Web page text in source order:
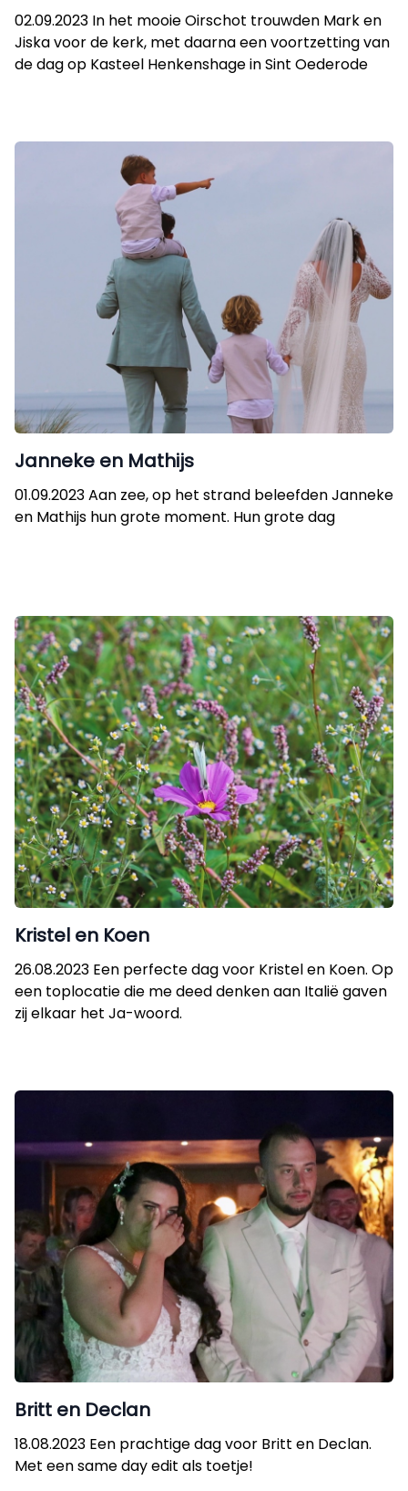
02.09.2023 In het mooie Oirschot trouwden Mark en
Jiska voor de kerk, met daarna een voortzetting van
de dag op Kasteel Henkenshage in Sint Oederode
Janneke en Mathijs
01.09.2023 Aan zee, op het strand beleefden Janneke
en Mathijs hun grote moment. Hun grote dag
Kristel en Koen
26.08.2023 Een perfecte dag voor Kristel en Koen. Op
een toplocatie die me deed denken aan Italië gaven
zij elkaar het Ja-woord.
Britt en Declan
18.08.2023 Een prachtige dag voor Britt en Declan.
Met een same day edit als toetje!